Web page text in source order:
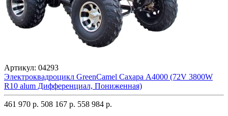
Артикул: 04293
Электроквадроцикл GreenCamel Сахара A4000 (72V 3800W
R10 alum Дифференциал, Пониженная)
461 970 р. 508 167 р. 558 984 р.